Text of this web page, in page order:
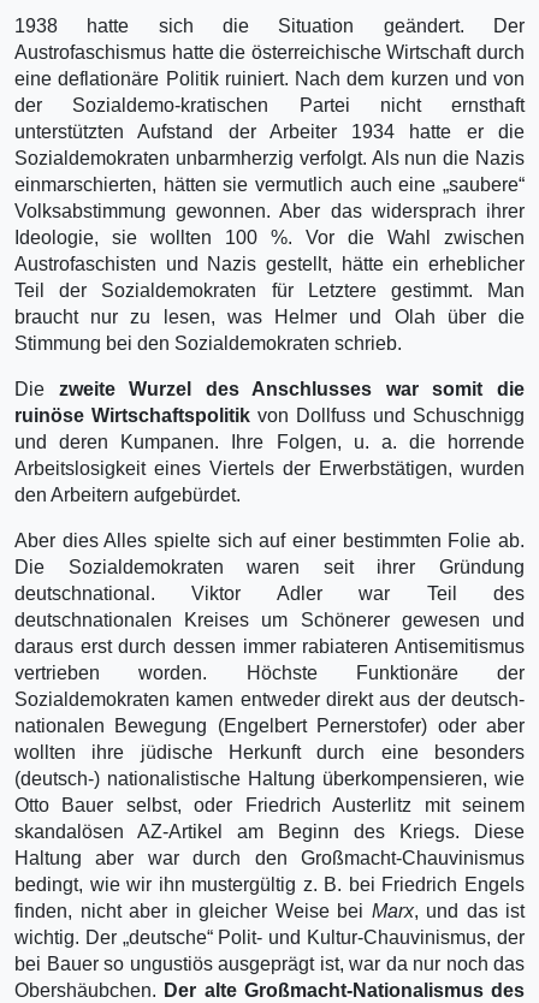
1938 hatte sich die Situation geändert. Der
Austrofaschismus hatte die österreichische Wirtschaft durch
eine deflationäre Politik ruiniert. Nach dem kurzen und von
der Sozialdemo-kratischen Partei nicht ernsthaft
unterstützten Aufstand der Arbeiter 1934 hatte er die
Sozialdemokraten unbarmherzig verfolgt. Als nun die Nazis
einmarschierten, hätten sie vermutlich auch eine „saubere“
Volksabstimmung gewonnen. Aber das widersprach ihrer
Ideologie, sie wollten 100 %. Vor die Wahl zwischen
Austrofaschisten und Nazis gestellt, hätte ein erheblicher
Teil der Sozialdemokraten für Letztere gestimmt. Man
braucht nur zu lesen, was Helmer und Olah über die
Stimmung bei den Sozialdemokraten schrieb.
Die zweite Wurzel des Anschlusses war somit die
ruinöse Wirtschaftspolitik von Dollfuss und Schuschnigg
und deren Kumpanen. Ihre Folgen, u. a. die horrende
Arbeitslosigkeit eines Viertels der Erwerbstätigen, wurden
den Arbeitern aufgebürdet.
Aber dies Alles spielte sich auf einer bestimmten Folie ab.
Die Sozialdemokraten waren seit ihrer Gründung
deutschnational. Viktor Adler war Teil des
deutschnationalen Kreises um Schönerer gewesen und
daraus erst durch dessen immer rabiateren Antisemitismus
vertrieben worden. Höchste Funktionäre der
Sozialdemokraten kamen entweder direkt aus der deutsch-
nationalen Bewegung (Engelbert Pernerstofer) oder aber
wollten ihre jüdische Herkunft durch eine besonders
(deutsch-) nationalistische Haltung überkompensieren, wie
Otto Bauer selbst, oder Friedrich Austerlitz mit seinem
skandalösen AZ-Artikel am Beginn des Kriegs. Diese
Haltung aber war durch den Großmacht-Chauvinismus
bedingt, wie wir ihn mustergültig z. B. bei Friedrich Engels
finden, nicht aber in gleicher Weise bei Marx, und das ist
wichtig. Der „deutsche“ Polit- und Kultur-Chauvinismus, der
bei Bauer so ungustiös ausgeprägt ist, war da nur noch das
Obershäubchen. Der alte Großmacht-Nationalismus des